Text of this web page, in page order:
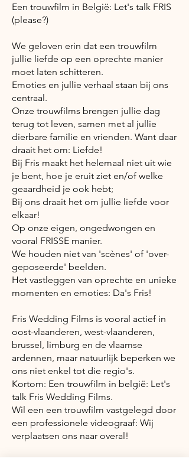
Een trouwfilm in België: Let's talk FRIS
(please?)
We geloven erin dat een trouwfilm
jullie liefde op een oprechte manier
moet laten schitteren.
Emoties en jullie verhaal staan bij ons
centraal.
Onze trouwfilms brengen jullie dag
terug tot leven, samen met al jullie
dierbare familie en vrienden. Want daar
draait het om: Liefde!
Bij Fris maakt het helemaal niet uit wie
je bent, hoe je eruit ziet en/of welke
geaardheid je ook hebt;
Bij ons draait het om jullie liefde voor
elkaar!
Op onze eigen, ongedwongen en
vooral FRISSE manier.
We houden niet van 'scènes' of 'over-
geposeerde' beelden.
Het vastleggen van oprechte en unieke
momenten en emoties: Da's Fris!
Fris Wedding Films is vooral actief in
oost-vlaanderen, west-vlaanderen,
brussel, limburg en de vlaamse
ardennen, maar natuurlijk beperken we
ons niet enkel tot die regio's.
Kortom: Een trouwfilm in belgië: Let's
talk Fris Wedding Films.
Wil een een trouwfilm vastgelegd door
een professionele videograaf: Wij
verplaatsen ons naar overal!